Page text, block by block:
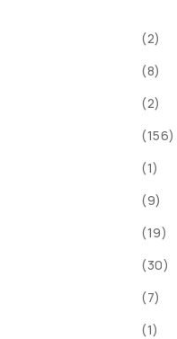
(2)
(8)
(2)
(156)
(1)
(9)
(19)
(30)
(7)
(1)